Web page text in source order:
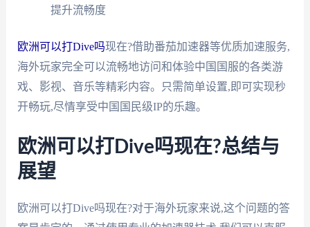
提升流畅度
欧洲可以打Dive吗现在?借助番茄加速器等优质加速服务,
海外玩家完全可以流畅地访问和体验中国国服的各类游
戏、影视、音乐等精彩内容。只需简单设置,即可实现秒
开畅玩,尽情享受中国国民级IP的乐趣。
欧洲可以打Dive吗现在?总结与
展望
欧洲可以打Dive吗现在?对于海外玩家来说,这个问题的答